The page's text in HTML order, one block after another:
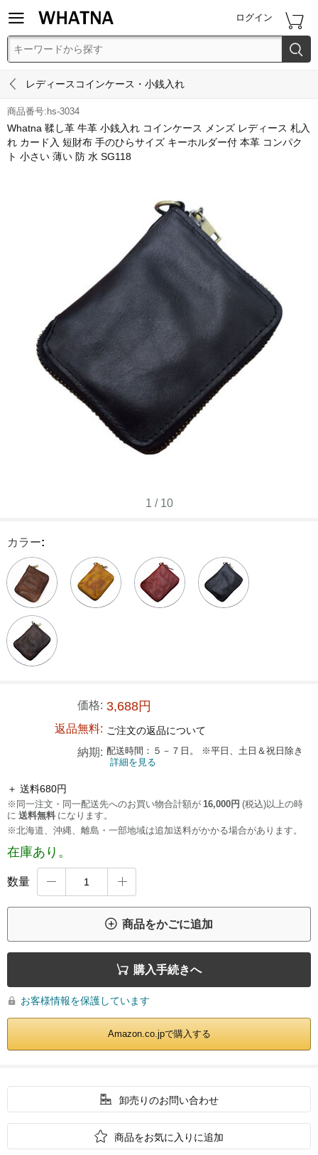
 ログイン 

 レディースコインケース・小銭入れ
商品番号:hs-3034
Whatna 鞣し革 牛革 小銭入れ コインケース メンズ レディース 札入
れ カード入 短財布 手のひらサイズ キーホルダー付 本革 コンパク
ト 小さい 薄い 防 水 SG118
1 / 10
カラー:
価格: 3,688円
返品無料: ご注文の返品について
納期: 配送時間：５－７日。 ※平日、土日＆祝日除き
詳細を見る
＋ 送料680円
※同一注文・同一配送先へのお買い物合計額が 16,000円 (税込)以上の時
に 送料無料 になります。
※北海道、沖縄、離島・一部地域は追加送料がかかる場合があります。
在庫あり。
数量  
 商品をかごに追加
 購入手続きへ
 お客様情報を保護しています
Amazon.co.jpで購入する
 卸売りのお問い合わせ
 商品をお気に入りに追加